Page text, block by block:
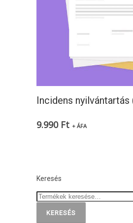
Incidens nyilvántartás
9.990 Ft + ÁFA
Keresés
KERESÉS